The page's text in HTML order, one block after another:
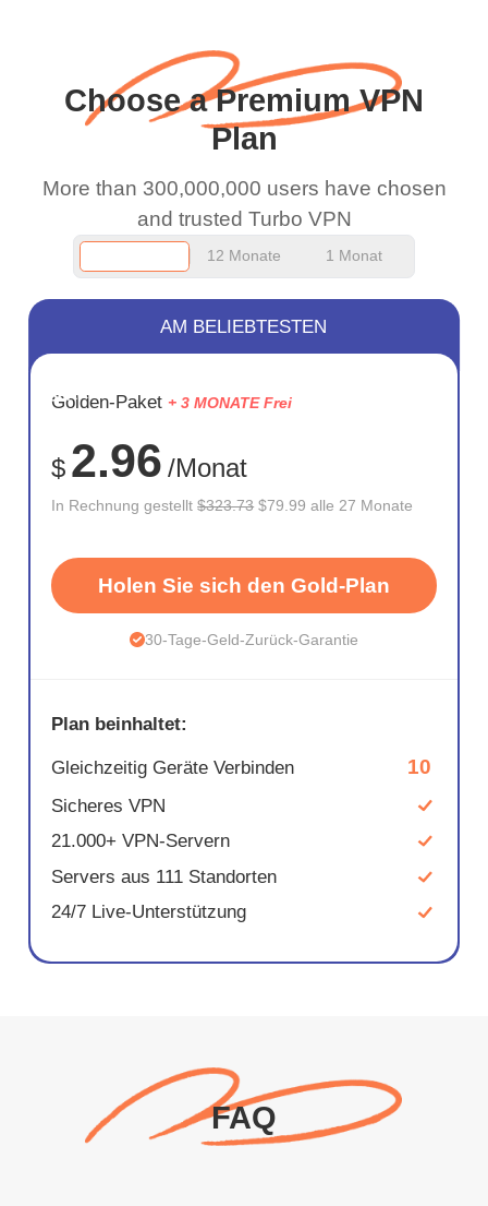
and keep up the good
Choose a Premium VPN
Plan
More than 300,000,000 users have chosen
and trusted Turbo VPN
12 Monate 1 Monat
SPARE
75%
AM BELIEBTESTEN
Golden-Paket + 3 MONATE Frei
$ 2.96 /Monat
In Rechnung gestellt$323.73 $79.99 alle 27 Monate
Holen Sie sich den Gold-Plan
30-Tage-Geld-Zurück-Garantie
Plan beinhaltet:
Gleichzeitig Geräte Verbinden 10
Sicheres VPN
21.000+ VPN-Servern
Servers aus 111 Standorten
24/7 Live-Unterstützung
FAQ